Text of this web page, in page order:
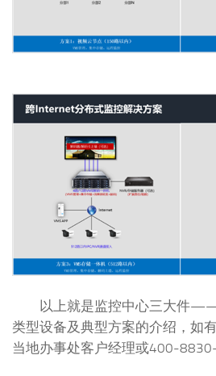
以上就是监控中心三大件——
类型设备及典型方案的介绍，如
当地办事处客户经理或400-8830-